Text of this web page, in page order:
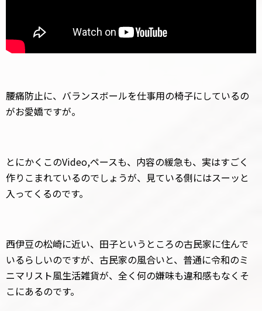
腰痛防止に、バランスボールを仕事用の椅子にしているの
がお愛嬌ですが。
とにかくこのVideo,ペースも、内容の緩急も、実はすごく
作りこまれているのでしょうが、見ている側にはスーッと
入ってくるのです。
西伊豆の松崎に近い、田子というところの古民家に住んで
いるらしいのですが、古民家の風合いと、普通に令和のミ
ニマリスト風生活雑貨が、全く何の嫌味も違和感もなくそ
こにあるのです。